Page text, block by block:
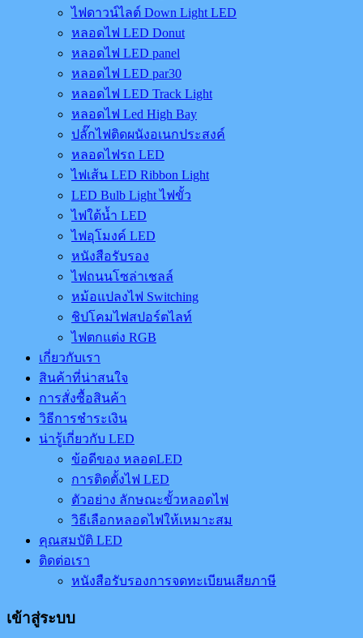
ไฟดาวน์ไลต์ Down Light LED
หลอดไฟ LED Donut
หลอดไฟ LED panel
หลอดไฟ LED par30
หลอดไฟ LED Track Light
หลอดไฟ Led High Bay
ปลั๊กไฟติดผนังอเนกประสงค์
หลอดไฟรถ LED
ไฟเส้น LED Ribbon Light
LED Bulb Light ไฟขั้ว
ไฟใต้น้ำ LED
ไฟอุโมงค์ LED
หนังสือรับรอง
ไฟถนนโซล่าเชลล์
หม้อแปลงไฟ Switching
ชิปโคมไฟสปอร์ตไลท์
ไฟตกแต่ง RGB
เกี่ยวกับเรา
สินค้าที่น่าสนใจ
การสั่งซื้อสินค้า
วิธีการชำระเงิน
น่ารู้เกี่ยวกับ LED
ข้อดีของ หลอดLED
การติดตั้งไฟ LED
ตัวอย่าง ลักษณะขั้วหลอดไฟ
วิธีเลือกหลอดไฟให้เหมาะสม
คุณสมบัติ LED
ติดต่อเรา
หนังสือรับรองการจดทะเบียนเสียภาษี
เข้าสู่ระบบ